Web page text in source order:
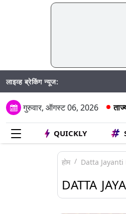
लाइव्ह ब्रेकिंग न्यूज:
गुरुवार, ऑगस्ट 06, 2026
QUICKLY
होम Datta Jayanti
DATTA